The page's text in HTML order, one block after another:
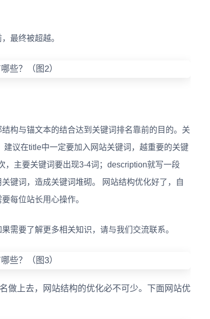
最终被超越。
构与锚文本的结合达到关键词排名靠前的目的。关
议在title中一定要加入网站关键词，越重要的关键
，主要关键词要出现3-4词；description就写一段
键词，造成关键词堆砌。 网站结构优化好了，自
每位站长用心操作。
需要了解更多相关知识，请与我们交流联系。
做上去，网站结构的优化必不可少。下面网站优